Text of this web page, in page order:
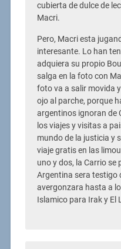
cubierta de dulce de
Macri.
Pero, Macri esta
interesante. Lo han
adquiera su propio
salga en la foto con
foto va a salir movida
ojo al parche, porque
argentinos ignoran de
los viajes y visitas a
mundo de la justicia y
viaje gratis en las
uno y dos, la Carrio se
Argentina sera testigo
avergonzara hasta a
Islamico para Irak y El